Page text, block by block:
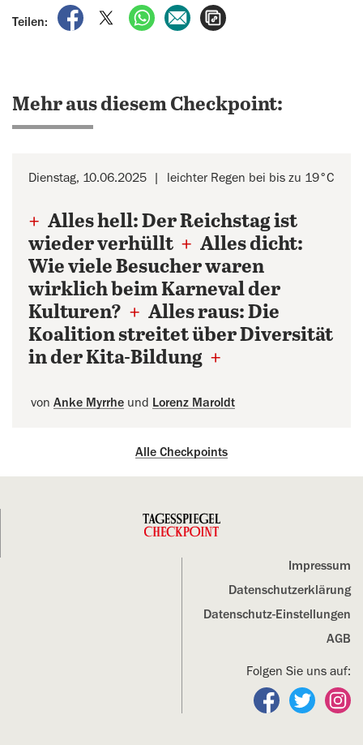
Teilen:
auf Facebook teilen
auf X teilenper WhatsApp teilen
per E-Mail teilen
Mehr aus diesem Checkpoint:
Dienstag, 10.06.2025 leichter Regen bei bis zu 19°C
+ Alles hell: Der Reichstag ist
wieder verhüllt + Alles dicht:
Wie viele Besucher waren
wirklich beim Karneval der
Kulturen? + Alles raus: Die
Koalition streitet über Diversität
in der Kita-Bildung +
von Anke Myrrhe und Lorenz Maroldt
Alle Checkpoints
Impressum
Datenschutz­erklärung
Datenschutz-Einstellungen
AGB
Folgen Sie uns auf:
Folgen Sie